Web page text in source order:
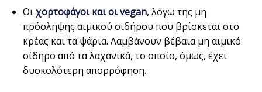
Οι χορτοφάγοι και οιvegan, λόγω της μη
πρόσληψης αιμικού σιδήρου που βρίσκεται στο
κρέας και τα ψάρια. Λαμβάνουν βέβαια μη αιμικό
σίδηρο από τα λαχανικά, το οποίο, όμως, έχει
δυσκολότερη απορρόφηση.